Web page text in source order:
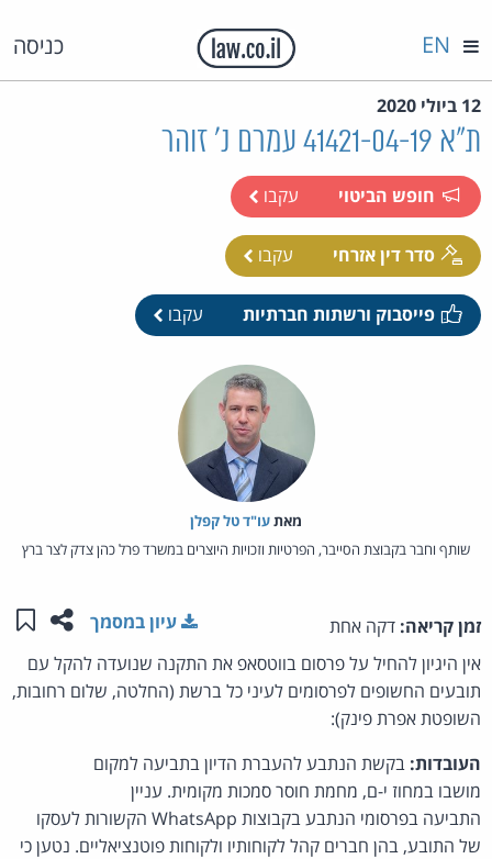
כניסה EN
12 ביולי 2020
ת"א 41421-04-19 עמרם נ' זוהר
חופש הביטוי עקבו
סדר דין אזרחי עקבו
פייסבוק ורשתות חברתיות עקבו
מאת‏עו"ד טל קפלן
שותף וחבר בקבוצת הסייבר, הפרטיות וזכויות היוצרים במשרד פרל כהן צדק לצר ברץ
זמן קריאה: דקה אחת שתפו
עיון במסמך
אין היגיון להחיל על פרסום בווטסאפ את התקנה שנועדה להקל עם
תובעים החשופים לפרסומים לעיני כל ברשת (החלטה, שלום רחובות,
השופטת אפרת פינק):
העובדות: בקשת הנתבע להעברת הדיון בתביעה למקום
מושבו במחוז י-ם, מחמת חוסר סמכות מקומית. עניין
התביעה בפרסומי הנתבע בקבוצות WhatsApp הקשורות לעסקו
של התובע, בהן חברים קהל לקוחותיו ולקוחות פוטנציאליים. נטען כי